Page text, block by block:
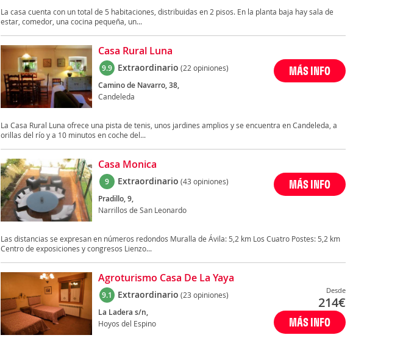
La casa cuenta con un total de 5 habitaciones, distribuidas en 2 pisos. En la planta baja hay sala de
estar, comedor, una cocina pequeña, un...
Casa Rural Luna
9.9 Extraordinario (22 opiniones)
Camino de Navarro, 38,
Candeleda
MÁS INFO
La Casa Rural Luna ofrece una pista de tenis, unos jardines amplios y se encuentra en Candeleda, a
orillas del río y a 10 minutos en coche del...
Casa Monica
9 Extraordinario (43 opiniones)
Pradillo, 9,
Narrillos de San Leonardo
MÁS INFO
Las distancias se expresan en números redondos Muralla de Ávila: 5,2 km Los Cuatro Postes: 5,2 km
Centro de exposiciones y congresos Lienzo...
Agroturismo Casa De La Yaya
9.1 Extraordinario (23 opiniones)
La Ladera s/n,
Hoyos del Espino
Desde
214€
MÁS INFO